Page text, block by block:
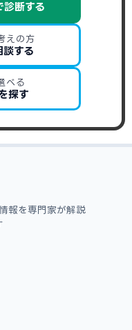
診断する
えの方
談する
べる
探す
報を専門家が解説